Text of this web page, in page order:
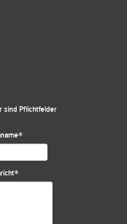
sind Pflichtfelder
*
*